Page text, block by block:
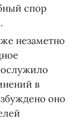
спор
незаметно
в
оно